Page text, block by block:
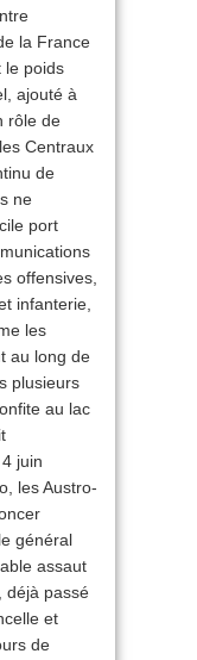
la France
le poids
ajouté à
rôle de
Centraux
de
ne
port
offensives,
infanterie,
les
au long de
plusieurs
au lac
juin
les Austro-
général
assaut
déjà passé
et
de